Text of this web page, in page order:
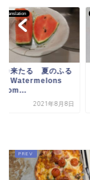
translation
カ来たる 夏のふる
Watermelons
com...
2021年8月8日